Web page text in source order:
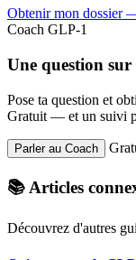
Obtenir mon dossier
Coach GLP-1
Une question
Pose ta question et
Gratuit — et un suivi
Parler au Coach
📚 Articles
Découvrez d'autres